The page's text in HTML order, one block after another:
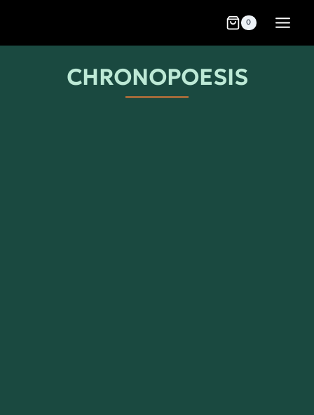
0
CHRONOPOESIS